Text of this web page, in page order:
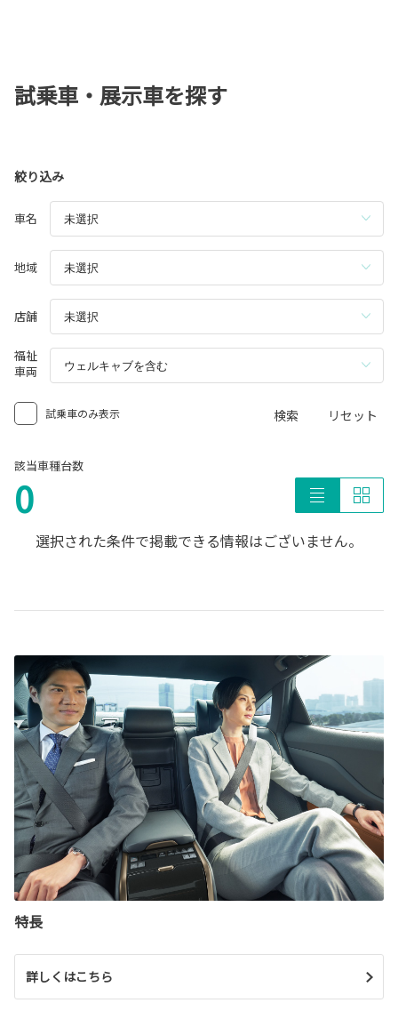
試乗車・展示車を探す
絞り込み
車名
地域
店舗
福祉
車両
試乗車のみ表示 検索 リセット
該当車種台数
0
選択された条件で掲載できる情報はございません。
特長
詳しくはこちら